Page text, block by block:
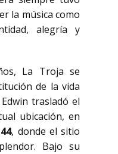
la música como
alegría y
La Troja se
de la vida
trasladó el
ubicación, en
, donde el sitio
Bajo su